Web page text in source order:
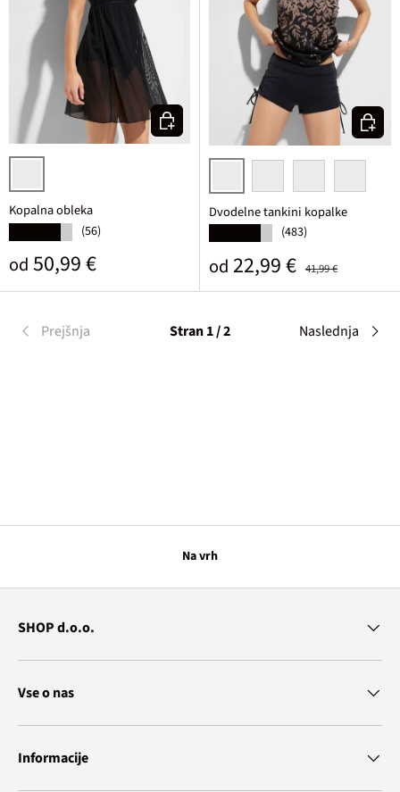
črna
Kopalna obleka
(56)
Običajna cena
od 50,99 €
Izberi varianto
črna/sivo rjava cvetlična
rdeča/črna cvetlična
svetlo modra/
bela/črna
Dvodelne tankini kopalke
(483)
Prodajna cena
od 22,99 € 41,99 €
Izberi
Prejšnja Stran 1 / 2 Naslednja
Na vrh
SHOP d.o.o.
Vse o nas
Informacije